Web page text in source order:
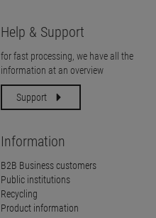
Help & Support
for fast processing, we have all the
information at an overview
Support
Information
B2B Business customers
Public institutions
Recycling
Product information